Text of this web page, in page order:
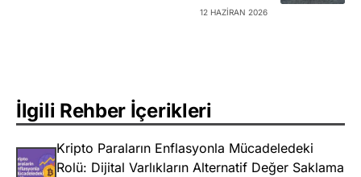
12 HAZIRAN 2026
İlgili Rehber İçerikleri
Kripto Paraların Enflasyonla Mücadeledeki
Rolü: Dijital Varlıkların Alternatif Değer Saklama